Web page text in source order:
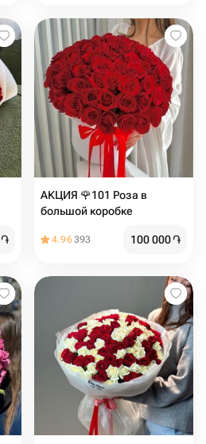
֏
АКЦИЯ 🌹101 Роза в
большой коробке
4.96393 100 000֏